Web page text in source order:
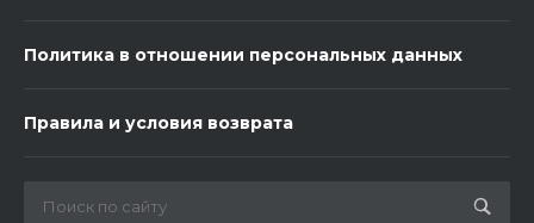
Политика в отношении персональных данных
Правила и условия возврата